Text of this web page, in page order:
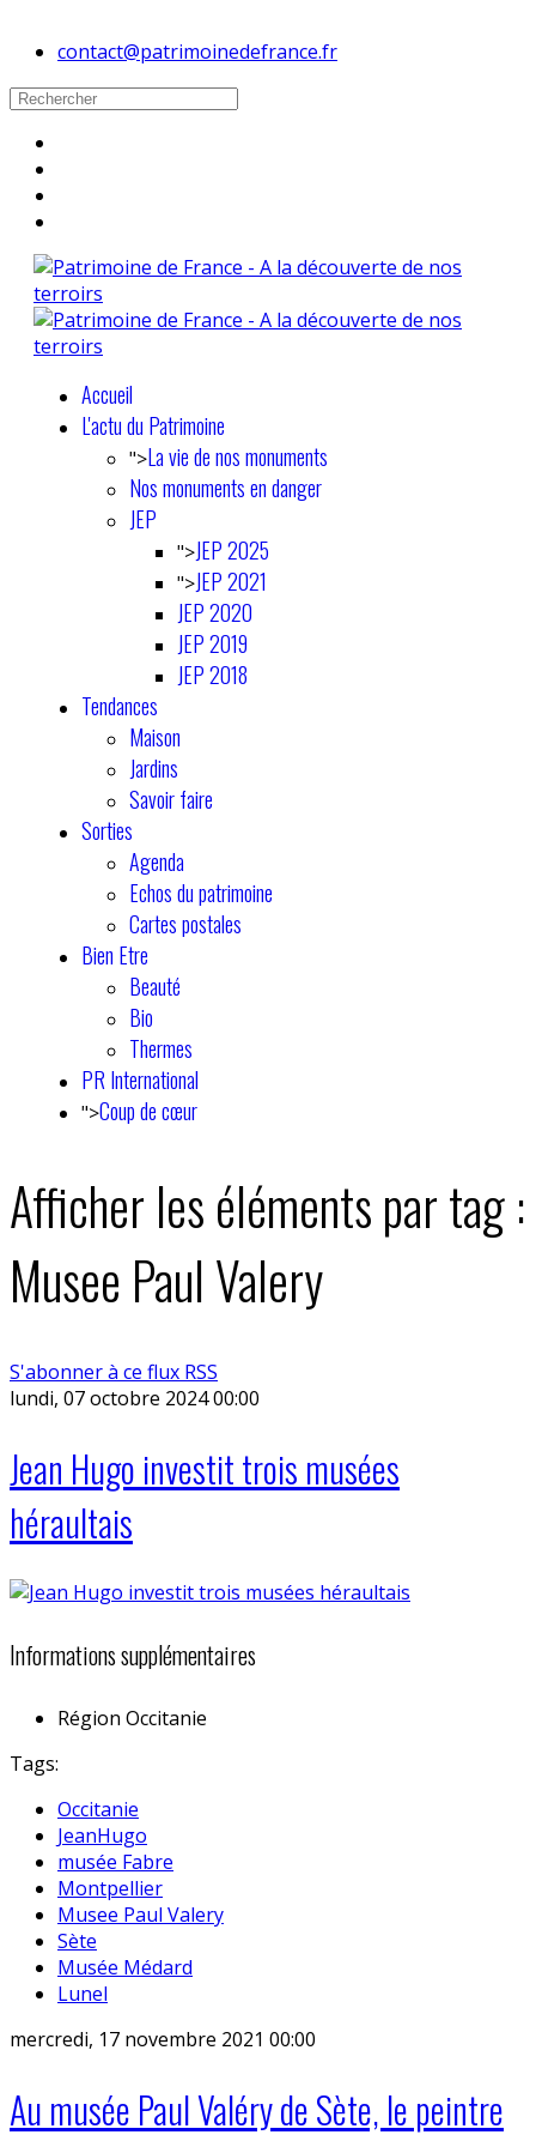
contact@patrimoinedefrance.fr
Accueil
L'actu du Patrimoine
">La vie de nos monuments
Nos monuments en danger
JEP
">JEP 2025
">JEP 2021
JEP 2020
JEP 2019
JEP 2018
Tendances
Maison
Jardins
Savoir faire
Sorties
Agenda
Echos du patrimoine
Cartes postales
Bien Etre
Beauté
Bio
Thermes
PR International
">Coup de cœur
Afficher les éléments par tag :
Musee Paul Valery
S'abonner à ce flux RSS
lundi, 07 octobre 2024 00:00
Jean Hugo investit trois musées
héraultais
Informations supplémentaires
Région Occitanie
Tags:
Occitanie
JeanHugo
musée Fabre
Montpellier
Musee Paul Valery
Sète
Musée Médard
Lunel
mercredi, 17 novembre 2021 00:00
Au musée Paul Valéry de Sète, le peintre